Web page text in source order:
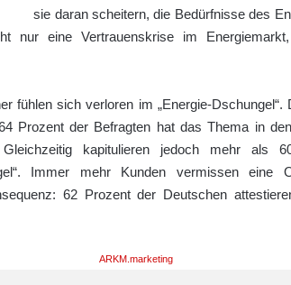
sie daran scheitern, die Bedürfnisse des
nur eine Vertrauenskrise im
fühlen sich verloren im „Energie-Dschungel“.
Prozent der Befragten hat das Thema in
kapitulieren jedoch mehr als
Immer mehr Kunden vermissen eine
62 Prozent der Deutschen
ARKM.marketing